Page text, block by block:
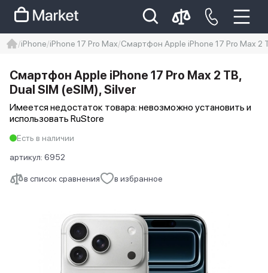
Iphone 14 pro max
айфон 14
iPhone iPhone 17 Pro Max Смартфон Apple iPhone 17 Pro Max 2
в список сравнения в избранное
Смартфон Apple iPhone 17 Pro Max 2 TB,
Dual SIM (eSIM), Silver
Имеется недостаток товара: невозможно установить и
использовать RuStore
Есть в наличии
артикул: 6952